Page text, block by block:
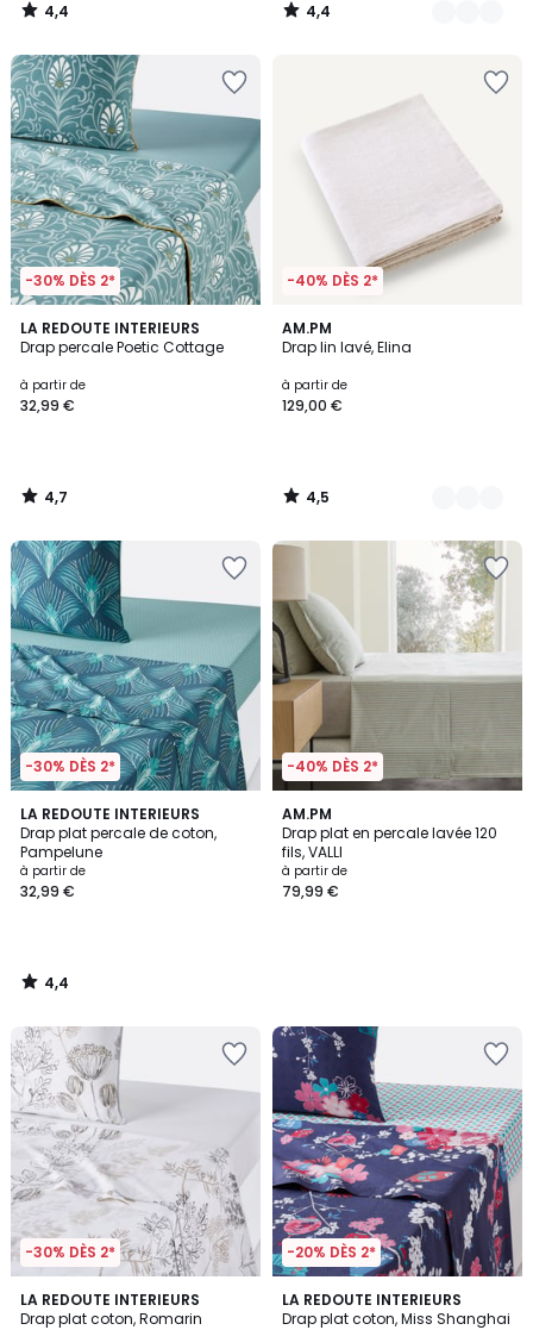
4,4
/
4,4
/
-30% DÈS 2*
LA REDOUTE INTERIEURS
Drap percale Poetic Cottage
à partir de
32,99 €
4,7
/ 5
4,7
/
-40% DÈS 2*
AM.PM
Drap lin lavé, Elina
à partir de
129,00 €
4,5
/ 5
23
Couleurs
4,5
/
-30% DÈS 2*
LA REDOUTE INTERIEURS
Drap plat percale de coton,
Pampelune
à partir de
32,99 €
4,4
/ 5
4,4
/
-40% DÈS 2*
AM.PM
Drap plat en percale lavée 120
fils, VALLI
à partir de
79,99 €
-30% DÈS 2*
LA REDOUTE INTERIEURS
Drap plat coton, Romarin
4,7
/ 5
-20% DÈS 2*
LA REDOUTE INTERIEURS
Drap plat coton, Miss Shanghai
4,6
/ 5